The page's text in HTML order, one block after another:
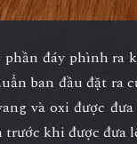
phần đáy phình
ban đầu đặt ra
và oxi được
khi được đưa